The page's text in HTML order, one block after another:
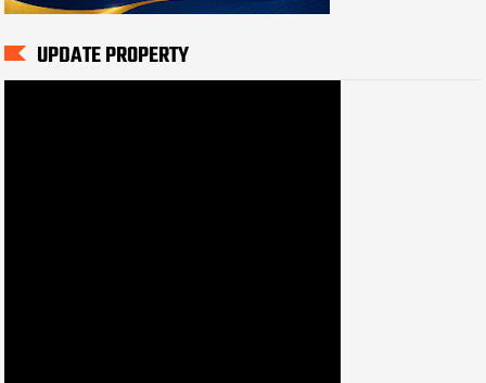
UPDATE PROPERTY